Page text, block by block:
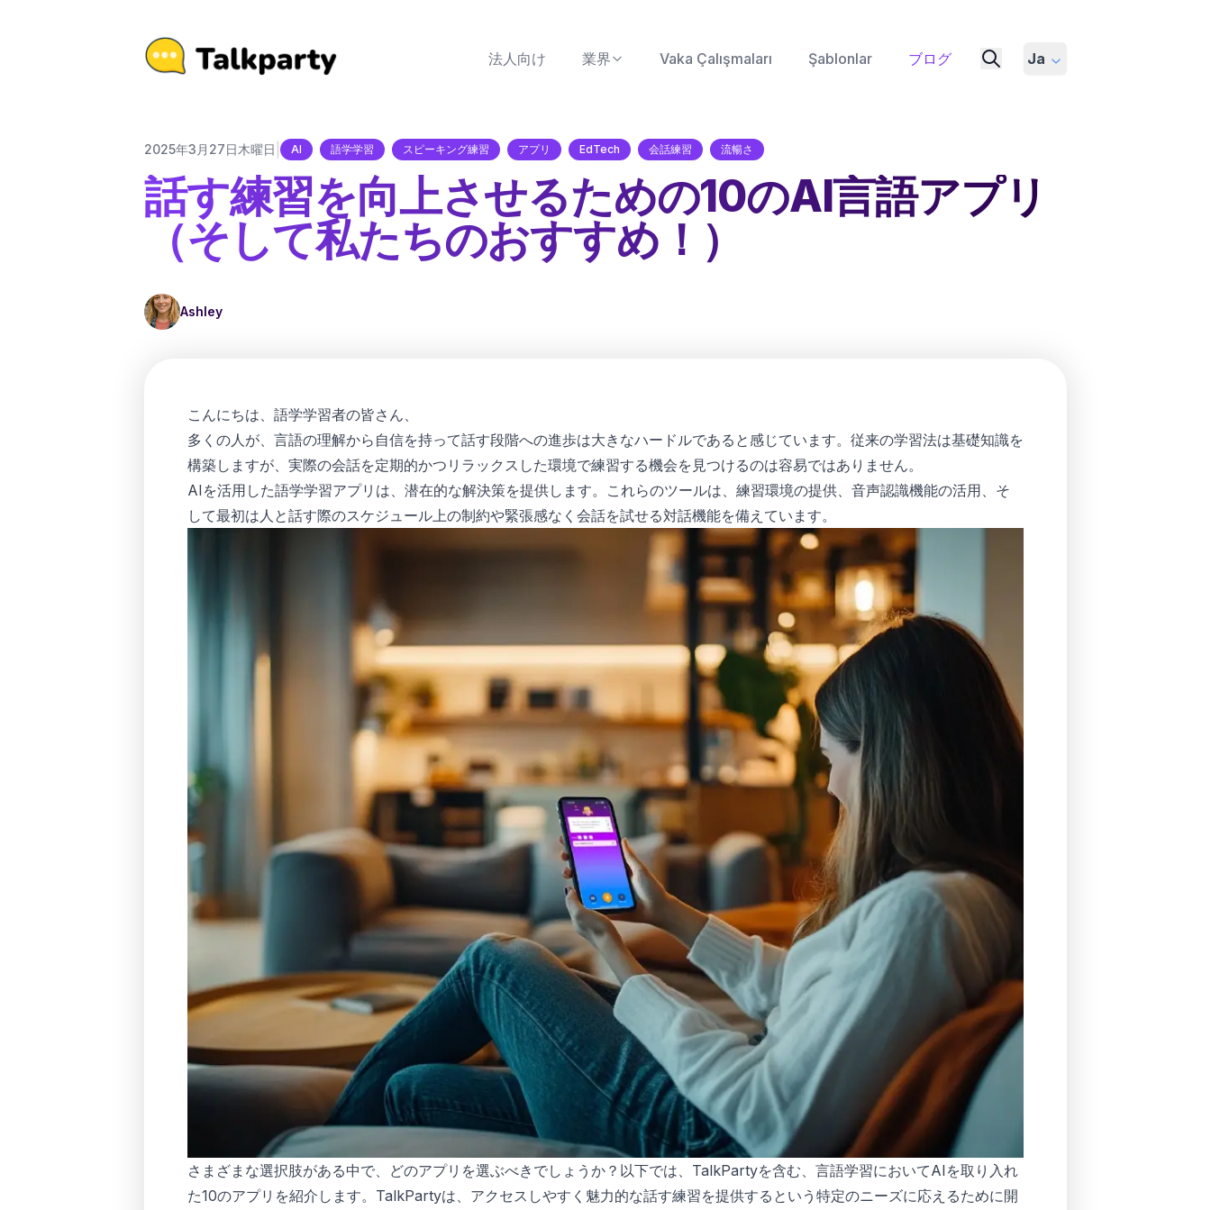
法人向け 業界 Vaka Çalışmaları Şablonlar ブログ Ja
2025年3月27日木曜日 AI 語学学習 スピーキング練習 アプリ EdTech 会話練習 流暢さ
話す練習を向上させるための10のAI言語アプリ
（そして私たちのおすすめ！）
Ashley
こんにちは、語学学習者の皆さん、
多くの人が、言語の理解から自信を持って話す段階への進歩は大きなハードルであると感じています。従来の学習法は基礎知識を
構築しますが、実際の会話を定期的かつリラックスした環境で練習する機会を見つけるのは容易ではありません。
AIを活用した語学学習アプリは、潜在的な解決策を提供します。これらのツールは、練習環境の提供、音声認識機能の活用、そ
して最初は人と話す際のスケジュール上の制約や緊張感なく会話を試せる対話機能を備えています。
さまざまな選択肢がある中で、どのアプリを選ぶべきでしょうか？以下では、TalkPartyを含む、言語学習においてAIを取り入れ
た10のアプリを紹介します。TalkPartyは、アクセスしやすく魅力的な話す練習を提供するという特定のニーズに応えるために開